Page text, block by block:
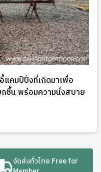
แคมป์ปิ้งที่เกิดมาเพื่อ
ชื้น พร้อมความนั่งสบาย
จัดส่งทั่วไทย Free for